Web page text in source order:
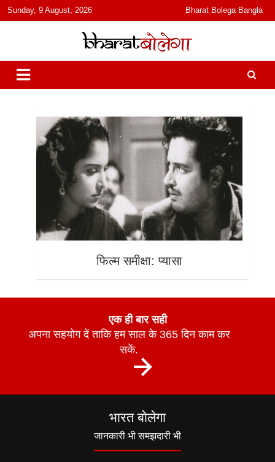
content
Sunday, 9 August, 2026 Bharat Bolega Bangla
भारत बोलेगा
हिंदी में समाचार, विचार, ऑडियो, वीडियो और फ़ीचर. भारत बोलेगा हिंदी न्यूज़ वेबसाइट
India: News, Views, Info, Trends & Podcast I जानकारी भी समझदारी भी
और पॉडकास्ट
फिल्म समीक्षा: प्यासा
एक ही बार सही
अपना सहयोग दें ताकि हम साल के 365 दिन काम कर
सकें.
भारत बोलेगा
जानकारी भी समझदारी भी